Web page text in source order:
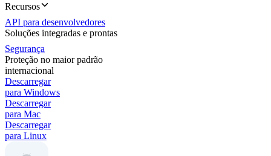
Recursos
API para desenvolvedores
Soluções integradas e prontas
Segurança
Proteção no maior padrão
internacional
Descarregar
para Windows
Descarregar
para Mac
Descarregar
para Linux